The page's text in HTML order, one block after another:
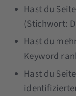
Hast du
(Stichwort:
Hast du
Keyword
Hast du